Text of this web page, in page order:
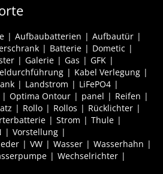
Aufbaubatterien
Aufbautür
Batterie
Dometic
Galerie Gas
GFK
Kabel Verlegung
Landstrom
LiFePO4
Optima Ontour panel
Reifen
Rollo Rollos
Rücklichter
Strom
Thule
Vorstellung
VW Wasser
Wasserhahn
Wechselrichter